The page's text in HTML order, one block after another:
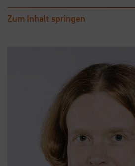
Zum Inhalt springen